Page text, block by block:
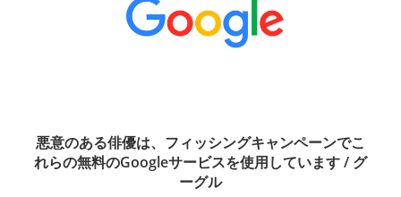
悪意のある俳優は、フィッシングキャンペーンでこ
れらの無料のGoogleサービスを使用しています / グ
ーグル